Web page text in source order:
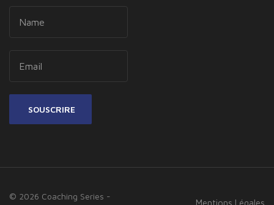
SOUSCRIRE
© 2026 Coaching Series -
Mentions Légales